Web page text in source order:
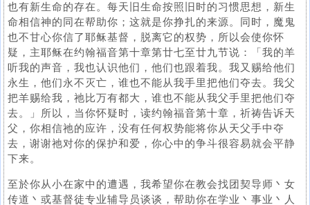
也有新生命的存在。每天旧生命按照旧时的习惯思想，新生
命相信神的同在帮助你；这就是你挣扎的来源。同时，魔鬼
也不甘心你信了耶稣基督，脱离它的权势，所以会使你怀
疑，主耶稣在约翰福音第十章第廿七至廿九节说：「我的羊
听我的声音，我也认识他们，他们也跟着我。我又赐给他们
永生，他们永不灭亡，谁也不能从我手里把他们夺去。我父
把羊赐给我，祂比万有都大，谁也不能从我父手里把他们夺
去。」所以，当你怀疑时，读约翰福音第十章，祈祷告诉天
父，你相信祂的应许，没有任何权势能将你从天父手中夺
去，谢谢祂对你的保护和爱，你心中的争斗很容易就会平静
下来。
至於你从小在家中的遭遇，我希望你在教会找团契导师丶女
传道丶或基督徒专业辅导员谈谈，帮助你在学业丶事业丶人